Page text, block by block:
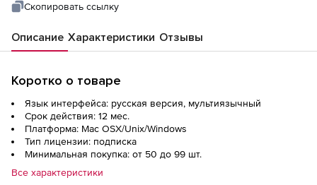
Скопировать ссылку
Описание Характеристики Отзывы
Коротко о товаре
Язык интерфейса: русская версия, мультиязычный
Срок действия: 12 мес.
Платформа: Mac OSX/Unix/Windows
Тип лицензии: подписка
Минимальная покупка: от 50 до 99 шт.
Все характеристики